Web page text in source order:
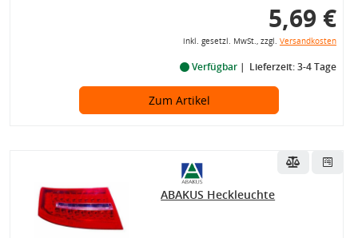
5,69 €
inkl. gesetzl. MwSt., zzgl. Versandkosten
Verfügbar Lieferzeit: 3-4 Tage
Zum Artikel
ABAKUS Heckleuchte